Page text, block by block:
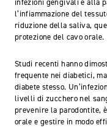
infezioni gengivali e alla
l’infiammazione del
riduzione della saliva,
protezione del cavo orale.
Studi recenti hanno
frequente nei diabetici,
diabete stesso.
livelli di zucchero nel
prevenire la parodontite,
orale e gestire in modo